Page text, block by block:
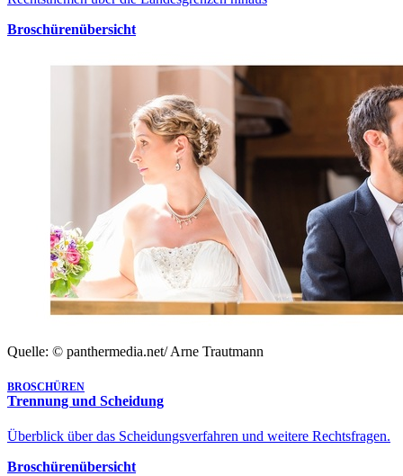
Broschürenübersicht
Quelle: © panthermedia.net/ Arne Trautmann
BROSCHÜREN
Trennung und Scheidung
Überblick über das Scheidungsverfahren und weitere Rechtsfragen.
Broschürenübersicht